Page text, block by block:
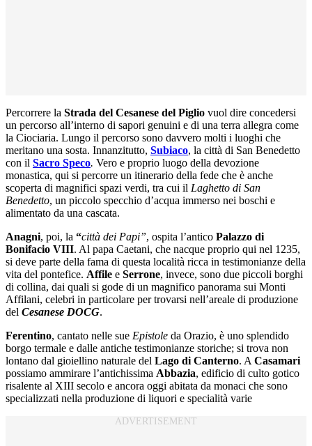
Percorrere la Strada del Cesanese del Piglio vuol dire concedersi
un percorso all’interno di sapori genuini e di una terra allegra come
la Ciociaria. Lungo il percorso sono davvero molti i luoghi che
meritano una sosta. Innanzitutto, Subiaco, la città di San Benedetto
con il Sacro Speco. Vero e proprio luogo della devozione
monastica, qui si percorre un itinerario della fede che è anche
scoperta di magnifici spazi verdi, tra cui il Laghetto di San
Benedetto, un piccolo specchio d’acqua immerso nei boschi e
alimentato da una cascata.
Anagni, poi, la “città dei Papi”, ospita l’antico Palazzo di
Bonifacio VIII. Al papa Caetani, che nacque proprio qui nel 1235,
si deve parte della fama di questa località ricca in testimonianze della
vita del pontefice. Affile e Serrone, invece, sono due piccoli borghi
di collina, dai quali si gode di un magnifico panorama sui Monti
Affilani, celebri in particolare per trovarsi nell’areale di produzione
del Cesanese DOCG.
Ferentino, cantato nelle sue Epistole da Orazio, è uno splendido
borgo termale e dalle antiche testimonianze storiche; si trova non
lontano dal gioiellino naturale del Lago di Canterno. A Casamari
possiamo ammirare l’antichissima Abbazia, edificio di culto gotico
risalente al XIII secolo e ancora oggi abitata da monaci che sono
specializzati nella produzione di liquori e specialità varie